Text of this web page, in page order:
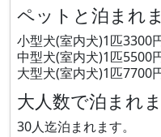
ペットと泊まれ
小型犬(室内犬)1匹3300
中型犬(室内犬)1匹5500
大型犬(室内犬)1匹7700
大人数で泊まれ
30人迄泊まれます。